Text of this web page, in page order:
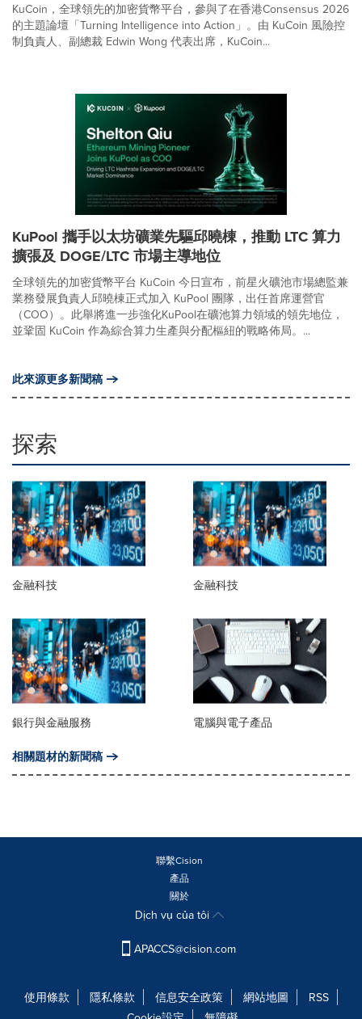
KuCoin，全球領先的加密貨幣平台，參與了在香港Consensus 2026
的主題論壇「Turning Intelligence into Action」。由 KuCoin 風險控
制負責人、副總裁 Edwin Wong 代表出席，KuCoin...
KuPool 攜手以太坊礦業先驅邱曉棟，推動 LTC 算力
擴張及 DOGE/LTC 市場主導地位
全球領先的加密貨幣平台 KuCoin 今日宣布，前星火礦池市場總監兼
業務發展負責人邱曉棟正式加入 KuPool 團隊，出任首席運營官
（COO）。此舉將進一步強化KuPool在礦池算力領域的領先地位，
並鞏固 KuCoin 作為綜合算力生產與分配樞紐的戰略佈局。...
此來源更多新聞稿
探索
金融科技 金融科技
銀行與金融服務 電腦與電子產品
相關題材的新聞稿
聯繫Cision
產品
關於
Dịch vụ của tôi
APACCS@cision.com
使用條款 隱私條款 信息安全政策 網站地圖
RSS